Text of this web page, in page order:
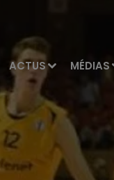
ACTUS MÉDIAS